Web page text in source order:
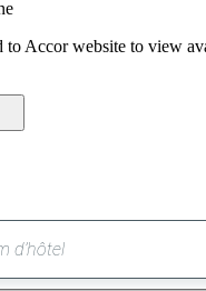
to Accor website to view
suggestion